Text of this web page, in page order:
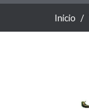
Inicio